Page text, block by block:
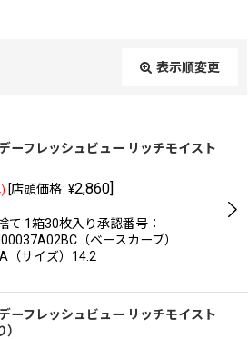
表示順変更
絞り込む
ーフレッシュビュー リッチモイスト
[店頭価格: ¥2,860]
て 1箱30枚入り承認番号：
（ベースカーブ）
サイズ）14.2
ーフレッシュビュー リッチモイスト